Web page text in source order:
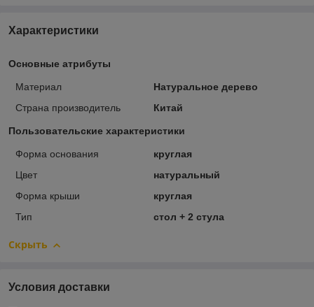
Характеристики
Основные атрибуты
Материал
Натуральное дерево
Страна производитель
Китай
Пользовательские характеристики
Форма основания
круглая
Цвет
натуральный
Форма крыши
круглая
Тип
стол + 2 стула
Скрыть
Условия доставки